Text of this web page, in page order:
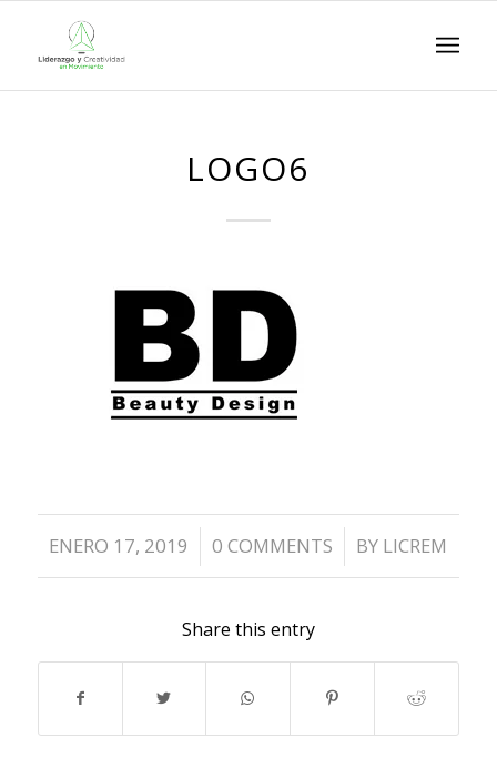
LOGO6
ENERO 17, 2019
/ 0 COMMENTS
/ BY LICREM
Share this entry